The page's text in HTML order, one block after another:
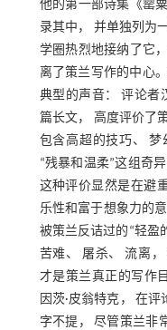
他的第一部诗集《罂
录其中， 并单独列为
学圈热烈地接纳了它
离了策兰写作的中心
典型的声音： 评论者
篇长文， 高度评价了
包含高超的技巧、
“残暴和温柔”这组奇
这种评价显然是在避
乐性和富于想象力的
被策兰反诘过的“轻盈
苦难、 屠杀、 流离
才是策兰真正的写作
因茨·皮翁特克， 在
字不提， 尽管策兰非